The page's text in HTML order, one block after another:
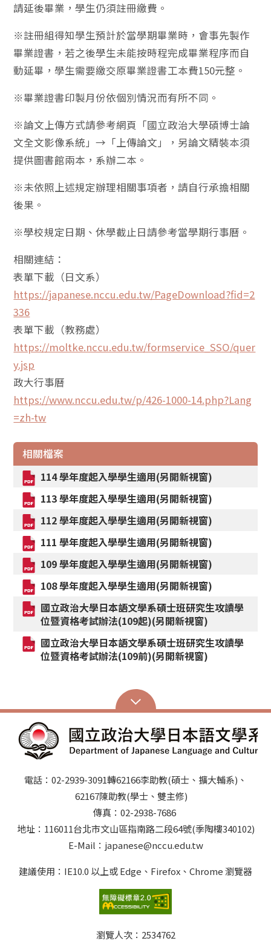
請延後畢業，學生仍須註冊繳費。
※註冊組得知學生預計於當學期畢業時，會事先製作
畢業證書，若之後學生未能按時程完成畢業程序而自
動延畢，學生需要繳交原畢業證書工本費150元整。
※畢業證書印製月份依個別情況而有所不同。
※論文上傳方式請參考網頁「國立政治大學碩博士論
文全文影像系統」→「上傳論文」，另論文精裝本須
提供圖書館兩本，系辦二本。
※未依照上述規定辦理相關事項者，請自行承擔相關
後果。
※學校規定日期、休學截止日請參考當學期行事曆。
相關連結：
表單下載（日文系）
https://japanese.nccu.edu.tw/PageDownload?fid=2
336
表單下載（教務處）
https://moltke.nccu.edu.tw/formservice_SSO/quer
y.jsp
政大行事曆
https://www.nccu.edu.tw/p/426-1000-14.php?Lang
=zh-tw
相關檔案
114 學年度起入學學生適用(另開新視窗)
113 學年度起入學學生適用(另開新視窗)
112 學年度起入學學生適用(另開新視窗)
111 學年度起入學學生適用(另開新視窗)
109 學年度起入學學生適用(另開新視窗)
108 學年度起入學學生適用(另開新視窗)
國立政治大學日本語文學系碩士班研究生攻讀學
位暨資格考試辦法(109起)(另開新視窗)
國立政治大學日本語文學系碩士班研究生攻讀學
位暨資格考試辦法(109前)(另開新視窗)
電話：02-2939-3091轉62166李助教(碩士、擴大輔系)、
62167陳助教(學士、雙主修)
傳真：02-2938-7686
地址：116011台北市文山區指南路二段64號(季陶樓340102)
E-Mail：japanese@nccu.edu.tw
建議使用：IE10.0 以上或 Edge、Firefox、Chrome 瀏覽器
瀏覽人次： 2534762